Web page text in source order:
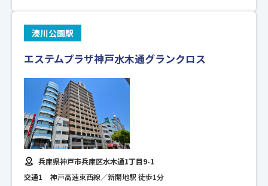
湊川公園駅
エステムプラザ神戸水木通グランクロス
兵庫県神戸市兵庫区水木通1丁目9-1
交通1
神戸高速東西線／新開地駅 徒歩1分